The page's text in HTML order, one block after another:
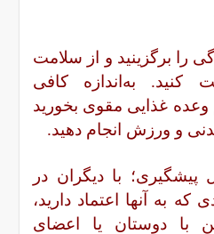
را برگزینید و از سلامت
به‌اندازه کافی
وعده غذایی مقوی بخورید
و ورزش انجام دهید.
با دیگران در
که به آنها اعتماد دارید،
با دوستان یا اعضای